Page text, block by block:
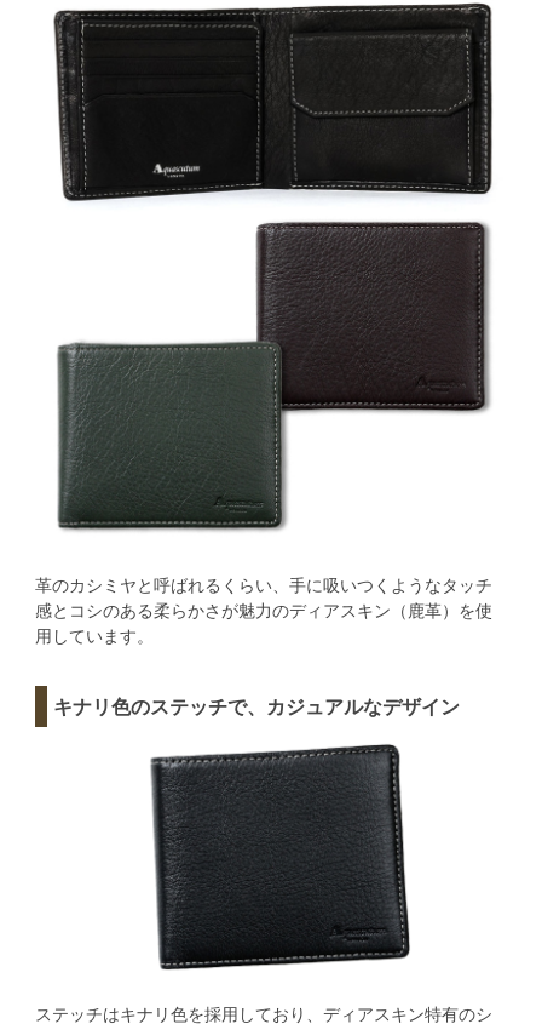
革のカシミヤと呼ばれるくらい、手に吸いつくようなタッチ
感とコシのある柔らかさが魅力のディアスキン（鹿革）を使
用しています。
キナリ色のステッチで、カジュアルなデザイン
ステッチはキナリ色を採用しており、ディアスキン特有のシ